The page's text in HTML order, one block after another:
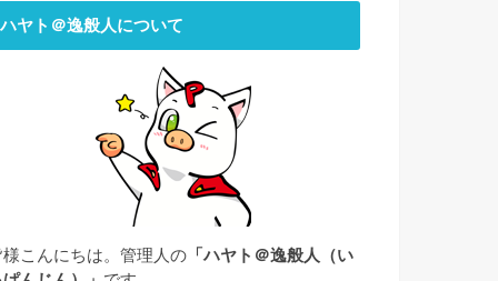
ハヤト＠逸般人について
様こんにちは。管理人の 「ハヤト＠逸般人（い